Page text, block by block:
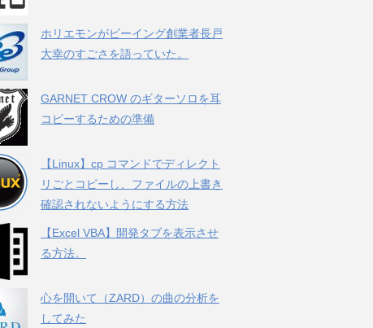
ホリエモンがビーイング創業者長戸
大幸のすごさを語っていた。
GARNET CROW のギターソロを耳
コピーするための準備
【Linux】cp コマンドでディレクト
リごとコピーし、ファイルの上書き
確認されないようにする方法
【Excel VBA】開発タブを表示させ
る方法。
心を開いて（ZARD）の曲の分析を
してみた